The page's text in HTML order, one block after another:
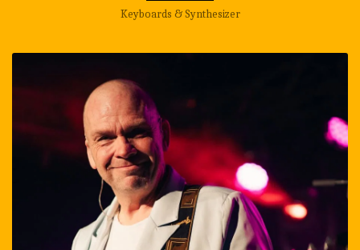
Keyboards & Synthesizer